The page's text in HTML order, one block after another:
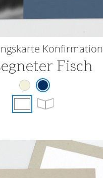
Konfirmation
Fisch